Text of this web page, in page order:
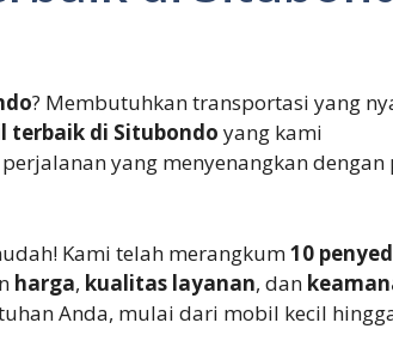
? Membutuhkan transportasi yang
terbaik di Situbondo yang kami
yang menyenangkan
Kami telah merangkum10
harga, kualitas layanan, dan
Anda, mulai dari mobil kecil